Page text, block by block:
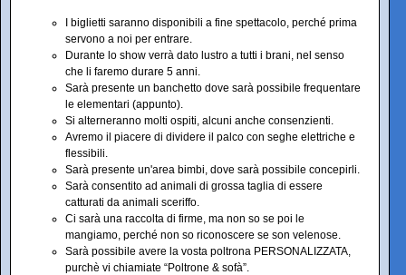
I biglietti saranno disponibili a fine spettacolo, perché prima
servono a noi per entrare.
Durante lo show verrà dato lustro a tutti i brani, nel senso
che li faremo durare 5 anni.
Sarà presente un banchetto dove sarà possibile frequentare
le elementari (appunto).
Si alterneranno molti ospiti, alcuni anche consenzienti.
Avremo il piacere di dividere il palco con seghe elettriche e
flessibili.
Sarà presente un'area bimbi, dove sarà possibile concepirli.
Sarà consentito ad animali di grossa taglia di essere
catturati da animali sceriffo.
Ci sarà una raccolta di firme, ma non so se poi le
mangiamo, perché non so riconoscere se son velenose.
Sarà possibile avere la vosta poltrona PERSONALIZZATA,
purchè vi chiamiate “Poltrone & sofà”.